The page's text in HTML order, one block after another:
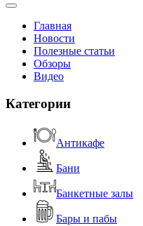
Главная
Новости
Полезные статьи
Обзоры
Видео
Категории
Антикафе
Бани
Банкетные залы
Бары и пабы